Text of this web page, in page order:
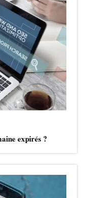
expirés ?